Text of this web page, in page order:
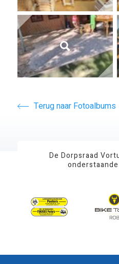
Terug naar Fotoalbums
De Dorpsraad